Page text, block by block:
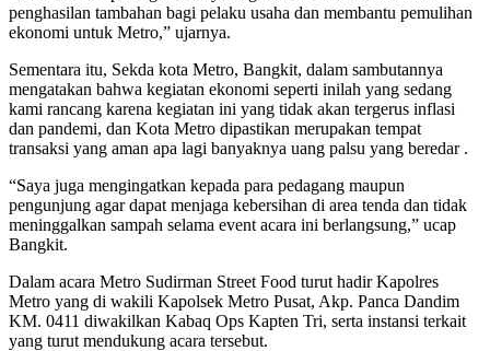
penghasilan tambahan bagi pelaku usaha dan membantu pemulihan
ekonomi untuk Metro,” ujarnya.
Sementara itu, Sekda kota Metro, Bangkit, dalam sambutannya
mengatakan bahwa kegiatan ekonomi seperti inilah yang sedang
kami rancang karena kegiatan ini yang tidak akan tergerus inflasi
dan pandemi, dan Kota Metro dipastikan merupakan tempat
transaksi yang aman apa lagi banyaknya uang palsu yang beredar .
“Saya juga mengingatkan kepada para pedagang maupun
pengunjung agar dapat menjaga kebersihan di area tenda dan tidak
meninggalkan sampah selama event acara ini berlangsung,” ucap
Bangkit.
Dalam acara Metro Sudirman Street Food turut hadir Kapolres
Metro yang di wakili Kapolsek Metro Pusat, Akp. Panca Dandim
KM. 0411 diwakilkan Kabaq Ops Kapten Tri, serta instansi terkait
yang turut mendukung acara tersebut.